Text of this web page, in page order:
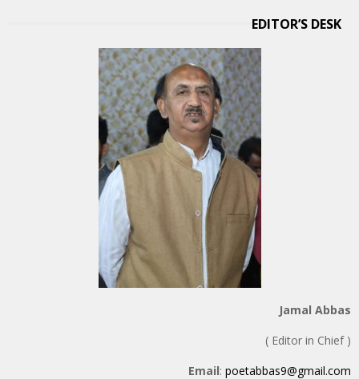
EDITOR’S DESK
Jamal Abbas
( Editor in Chief )
Email: poetabbas9@gmail.com